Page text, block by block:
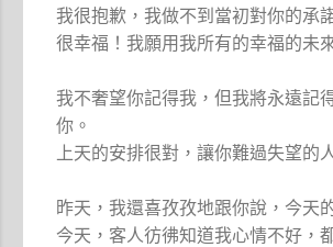
我很抱歉，我做不到當初對你的承
很幸福！我願用我所有的幸福的未
我不奢望你記得我，但我將永遠記
你。
上天的安排很對，讓你難過失望的
昨天，我還喜孜孜地跟你說，今天
今天，客人彷彿知道我心情不好，